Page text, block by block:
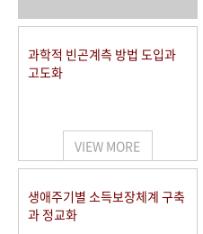
과학적 빈곤계측 방법 도입과
고도화
VIEW MORE
생애주기별 소득보장체계 구축
과 정교화